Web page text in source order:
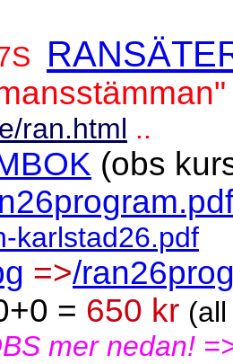
ran.html ..
(obs
karlstad26.pdf
=>/
= 650 kr
mer nedan!